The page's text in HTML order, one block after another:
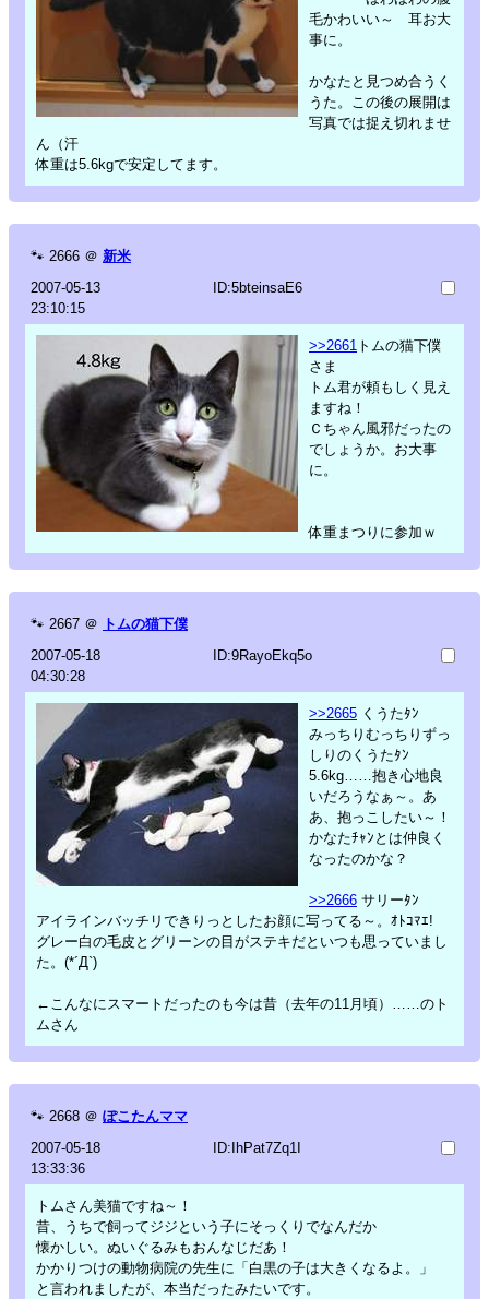
毛かわいい～ 耳お大
事に。
かなたと見つめ合うく
うた。この後の展開は
写真では捉え切れませ
ん（汗
体重は5.6kgで安定してます。
🐾 2666 ＠ 新米
2007-05-13
23:10:15
ID:5bteinsaE6
>>2661 トムの猫下僕
さま
トム君が頼もしく見え
ますね！
Ｃちゃん風邪だったの
でしょうか。お大事
に。
体重まつりに参加ｗ
🐾 2667 ＠ トムの猫下僕
2007-05-18
04:30:28
ID:9RayoEkq5o
>>2665 くうたﾀﾝ
みっちりむっちりずっ
しりのくうたﾀﾝ
5.6kg……抱き心地良
いだろうなぁ～。あ
あ、抱っこしたい～！
かなたﾁｬﾝとは仲良く
なったのかな？
>>2666 サリーﾀﾝ
アイラインバッチリできりっとしたお顔に写ってる～。ｵﾄｺﾏｴ!
グレー白の毛皮とグリーンの目がステキだといつも思っていまし
た。(*´Д`)
←こんなにスマートだったのも今は昔（去年の11月頃）……のト
ムさん
🐾 2668 ＠ ぽこたんママ
2007-05-18
13:33:36
ID:IhPat7Zq1I
トムさん美猫ですね～！
昔、うちで飼ってジジという子にそっくりでなんだか
懐かしい。ぬいぐるみもおんなじだあ！
かかりつけの動物病院の先生に「白黒の子は大きくなるよ。」
と言われましたが、本当だったみたいです。